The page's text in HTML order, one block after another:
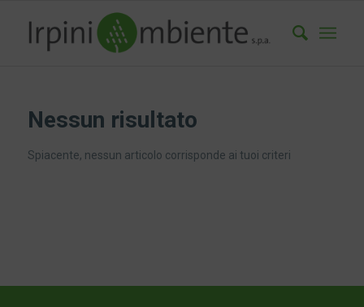
Nessun risultato
Spiacente, nessun articolo corrisponde ai tuoi criteri